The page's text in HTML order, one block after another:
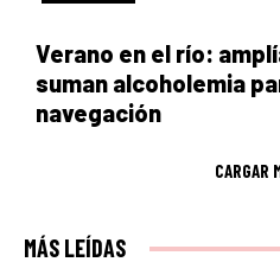
Verano en el río:
suman alcoholemia
navegación
CARGAR
MÁS LEÍDAS